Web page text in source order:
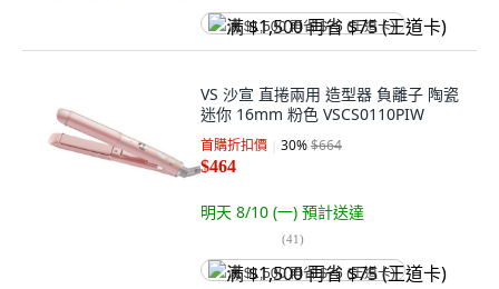
满 $1,500 再省 $75 (王道卡)
VS 沙宣 直捲兩用 造型器 負離子 陶瓷
迷你 16mm 粉色 VSCS0110PIW
首購折扣價 30%$664
$464
明天 8/10 (一) 預計送達
(41)
满 $1,500 再省 $75 (王道卡)